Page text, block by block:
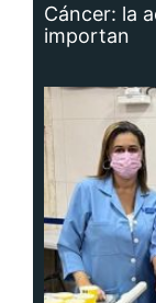
Cáncer: la
importan